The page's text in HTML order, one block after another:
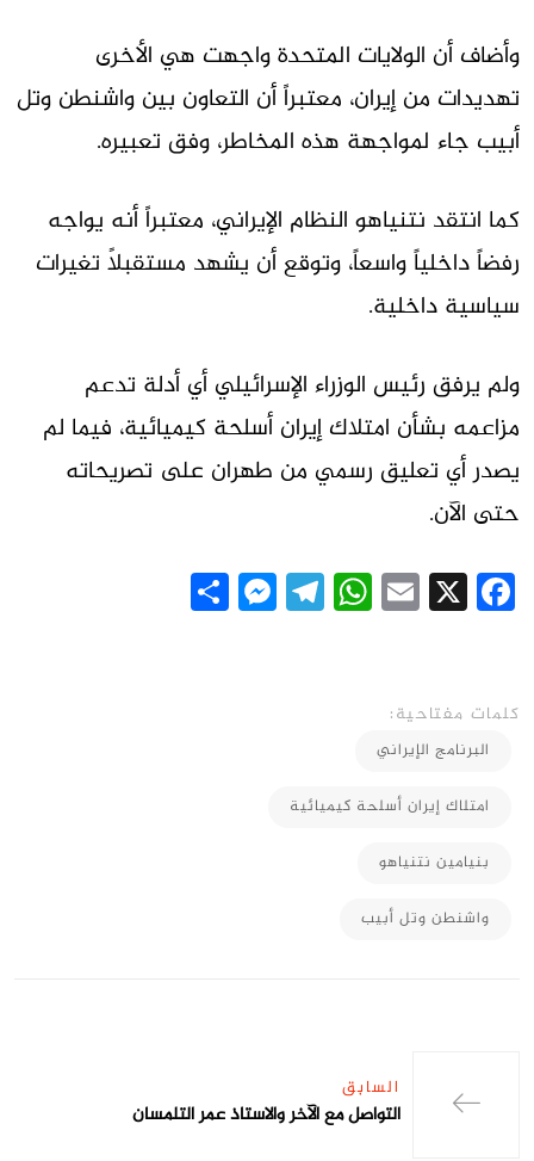
وأضاف أن الولايات المتحدة واجهت هي الأخرى
تهديدات من إيران، معتبراً أن التعاون بين واشنطن وتل
أبيب جاء لمواجهة هذه المخاطر، وفق تعبيره.
كما انتقد نتنياهو النظام الإيراني، معتبراً أنه يواجه
رفضاً داخلياً واسعاً، وتوقع أن يشهد مستقبلاً تغيرات
سياسية داخلية.
ولم يرفق رئيس الوزراء الإسرائيلي أي أدلة تدعم
مزاعمه بشأن امتلاك إيران أسلحة كيميائية، فيما لم
يصدر أي تعليق رسمي من طهران على تصريحاته
حتى الآن.
Facebook
X
Email
WhatsApp
Telegram
Messenger
كلمات مفتاحية:
البرنامج الإيراني
امتلاك إيران أسلحة كيميائية
بنيامين نتنياهو
واشنطن وتل أبيب
السابق
التواصل مع الآخر والاستاذ عمر التلمسان